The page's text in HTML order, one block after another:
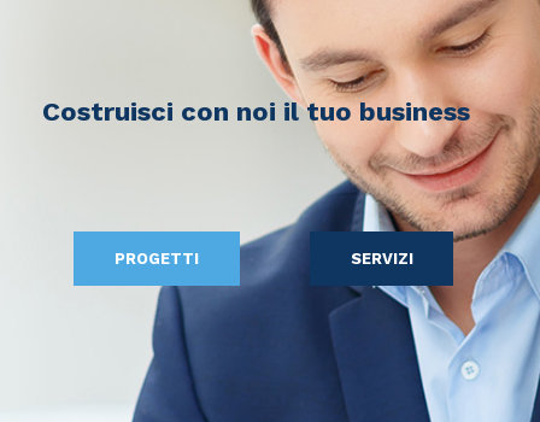
Costruisci con noi il tuo business
SERVIZI
PROGETTI